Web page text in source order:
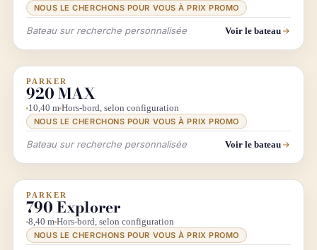
NOUS LE CHERCHONS POUR VOUS À PRIX PROMO
Bateau sur recherche personnalisée Voir le bateau
INFO & RECHERCHE
PARKER
920 MAX
10,40 m Hors-bord, selon configuration
NOUS LE CHERCHONS POUR VOUS À PRIX PROMO
Bateau sur recherche personnalisée Voir le bateau
INFO & RECHERCHE
PARKER
790 Explorer
8,40 m Hors-bord, selon configuration
NOUS LE CHERCHONS POUR VOUS À PRIX PROMO